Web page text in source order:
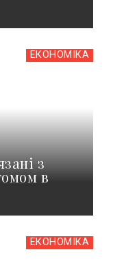
ЕКОНОМІКА
з
в
ЕКОНОМІКА